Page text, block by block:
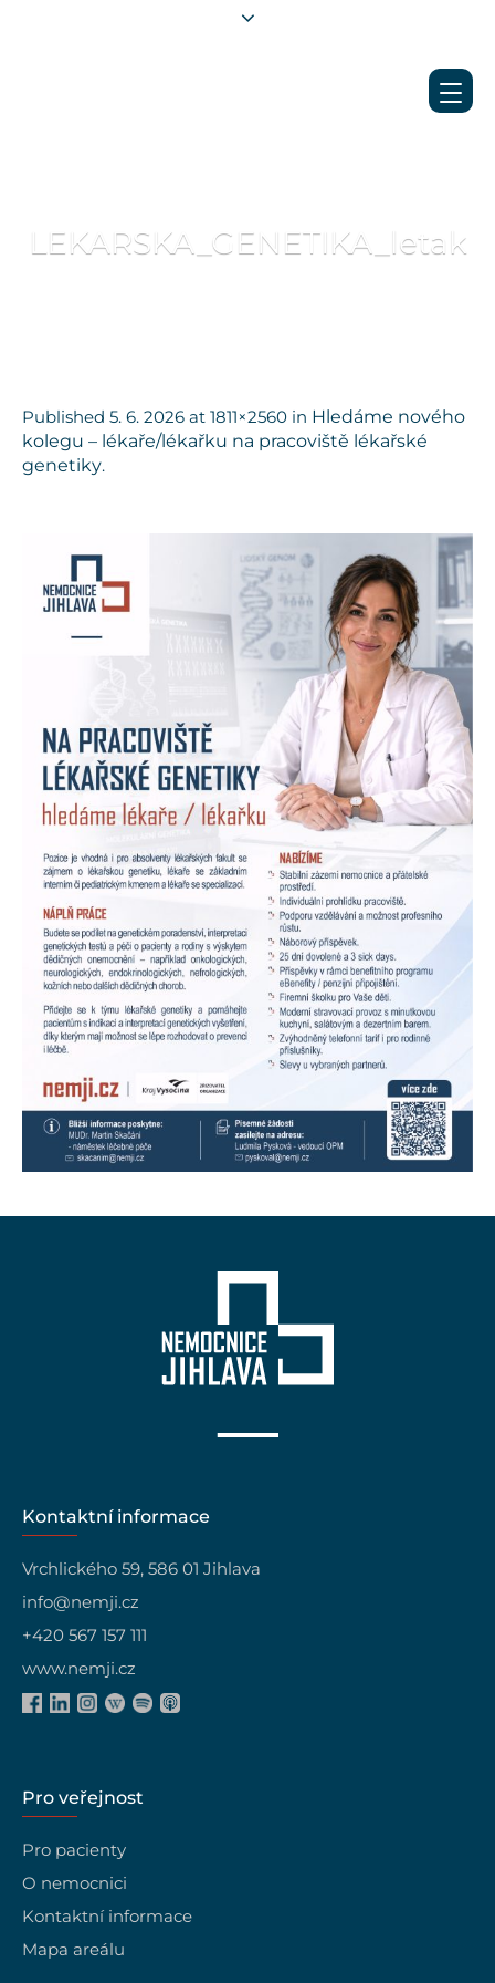
LEKARSKA_GENETIKA_letak
Published 5. 6. 2026 at 1811×2560 in Hledáme nového
kolegu – lékaře/lékařku na pracoviště lékařské
genetiky.
Kontaktní informace
Vrchlického 59, 586 01 Jihlava
info@nemji.cz
+420 567 157 111
www.nemji.cz
Pro veřejnost
Pro pacienty
O nemocnici
Kontaktní informace
Mapa areálu